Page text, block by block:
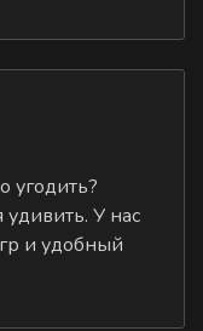
угодить?
У нас
и удобный